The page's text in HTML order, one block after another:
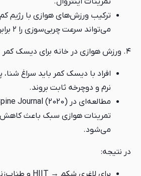
می‌تواند سرعت چربی‌سوزی را ۲ برابر کند.
۴. ورزش هوازی در خانه برای دیسک کمر
افراد با دیسک کمر باید سراغ
نرم و دوچرخه ثابت بروند.
می‌شود.
در نتیجه: